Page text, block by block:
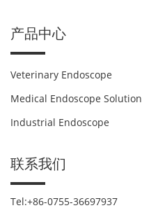
产品中心
Veterinary Endoscope
Medical Endoscope Solution
Industrial Endoscope
联系我们
Tel:+86-0755-36697937